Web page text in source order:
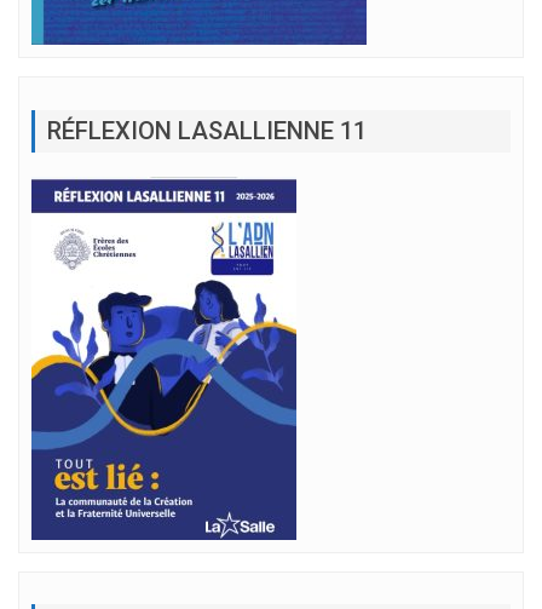
RÉFLEXION LASALLIENNE 11